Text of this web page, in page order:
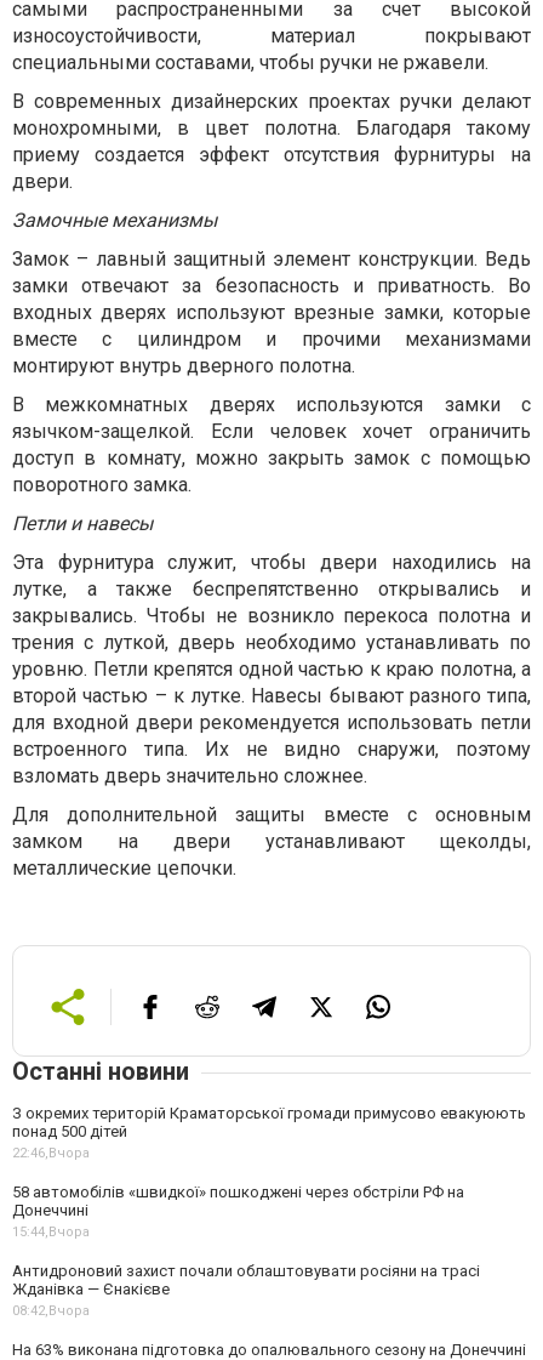
самыми распространенными за счет высокой
износоустойчивости, материал покрывают
специальными составами, чтобы ручки не ржавели.
В современных дизайнерских проектах ручки делают
монохромными, в цвет полотна. Благодаря такому
приему создается эффект отсутствия фурнитуры на
двери.
Замочные механизмы
Замок – лавный защитный элемент конструкции. Ведь
замки отвечают за безопасность и приватность. Во
входных дверях используют врезные замки, которые
вместе с цилиндром и прочими механизмами
монтируют внутрь дверного полотна.
В межкомнатных дверях используются замки с
язычком-защелкой. Если человек хочет ограничить
доступ в комнату, можно закрыть замок с помощью
поворотного замка.
Петли и навесы
Эта фурнитура служит, чтобы двери находились на
лутке, а также беспрепятственно открывались и
закрывались. Чтобы не возникло перекоса полотна и
трения с луткой, дверь необходимо устанавливать по
уровню. Петли крепятся одной частью к краю полотна, а
второй частью – к лутке. Навесы бывают разного типа,
для входной двери рекомендуется использовать петли
встроенного типа. Их не видно снаружи, поэтому
взломать дверь значительно сложнее.
Для дополнительной защиты вместе с основным
замком на двери устанавливают щеколды,
металлические цепочки.
Останні новини
З окремих територій Краматорської громади примусово евакуюють
понад 500 дітей
22:46,Вчора
58 автомобілів «швидкої» пошкоджені через обстріли РФ на
Донеччині
15:44,Вчора
Антидроновий захист почали облаштовувати росіяни на трасі
Жданівка — Єнакієве
08:42,Вчора
На 63% виконана підготовка до опалювального сезону на Донеччині